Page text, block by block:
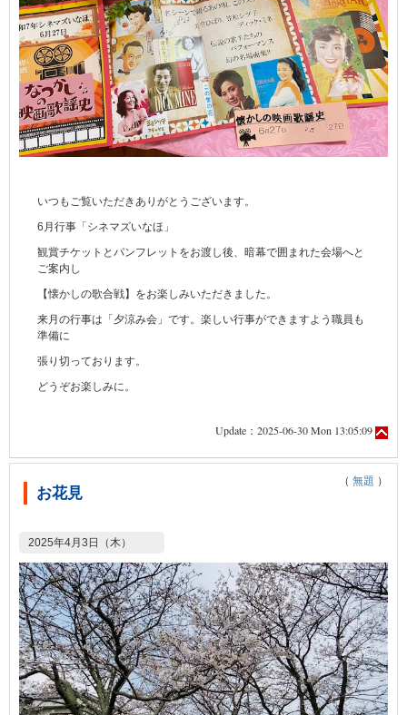
いつもご覧いただきありがとうございます。
6月行事「シネマズいなほ」
観賞チケットとパンフレットをお渡し後、暗幕で囲まれた会場へと
ご案内し
【懐かしの歌合戦】をお楽しみいただきました。
来月の行事は「夕涼み会」です。楽しい行事ができますよう職員も
準備に
張り切っております。
どうぞお楽しみに。
Update：2025-06-30 Mon 13:05:09
お花見
（ 無題 ）
2025年4月3日（木）